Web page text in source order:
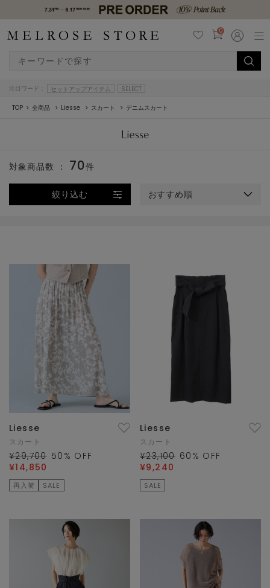
0
注目ワード： セットアップアイテム SELECT
TOP 全商品 Liesse スカート デニムスカート
絞り込む おすすめ順
対象商品数 ： 70件
Liesse
スカート
¥29,700 50 % OFF
¥14,850
再入荷 SALE
Liesse
スカート
¥23,100 60 % OFF
¥9,240
SALE